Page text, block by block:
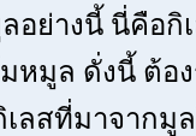
อย่างนี้ นี่คือกิ
หมูล ดั่งนี้ ต้อ
ลสที่มาจากมู